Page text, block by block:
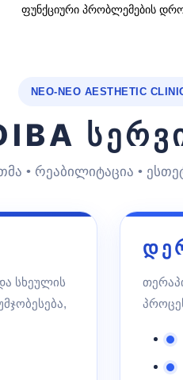
ფუნქციური პრობლემების
NEO-NEO AESTHETIC
• რეაბილიტაცია •
სხეულის